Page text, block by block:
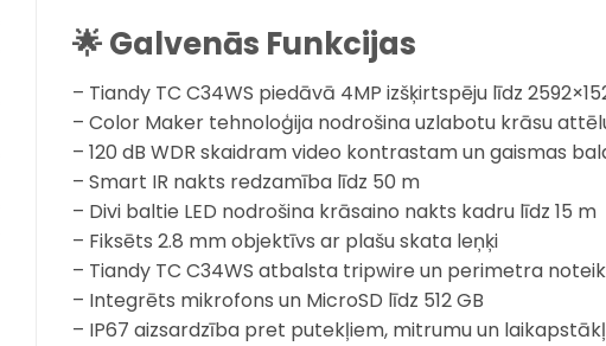
🌟 Galvenās Funkcijas
– Tiandy TC C34WS piedāvā 4MP izšķirtspēju līdz
– Color Maker tehnoloģija nodrošina uzlabotu krāsu
– 120 dB WDR skaidram video kontrastam un gaismas
– Smart IR nakts redzamība līdz 50 m
– Divi baltie LED nodrošina krāsaino nakts kadru līdz 15 m
– Fiksēts 2.8 mm objektīvs ar plašu skata leņķi
– Tiandy TC C34WS atbalsta tripwire un perimetra
– Integrēts mikrofons un MicroSD līdz 512 GB
– IP67 aizsardzība pret putekļiem, mitrumu un